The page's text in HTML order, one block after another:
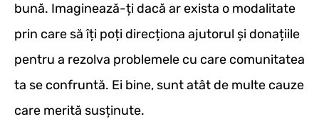
bună. Imaginează-ți dacă ar exista o modalitate
prin care să îți poți direcționa ajutorul și donațiile
pentru a rezolva problemele cu care comunitatea
ta se confruntă. Ei bine, sunt atât de multe cauze
care merită susținute.